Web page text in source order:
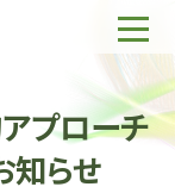
プローチ
らせ